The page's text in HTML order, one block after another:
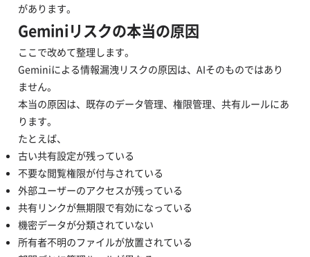
があります。
Geminiリスクの本当の原因
ここで改めて整理します。
Geminiによる情報漏洩リスクの原因は、AIそのものではあり
ません。
本当の原因は、既存のデータ管理、権限管理、共有ルールにあ
ります。
たとえば、
古い共有設定が残っている
不要な閲覧権限が付与されている
外部ユーザーのアクセスが残っている
共有リンクが無期限で有効になっている
機密データが分類されていない
所有者不明のファイルが放置されている